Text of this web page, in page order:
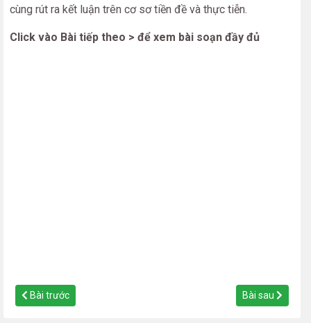
cùng rút ra kết luận trên cơ sơ tiền đề và thực tiễn.
Click vào Bài tiếp theo > để xem bài soạn đầy đủ
Bài trước Bài sau